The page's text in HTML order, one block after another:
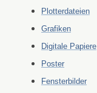
Plotterdateien
Grafiken
Digitale Papiere
Poster
Fensterbilder